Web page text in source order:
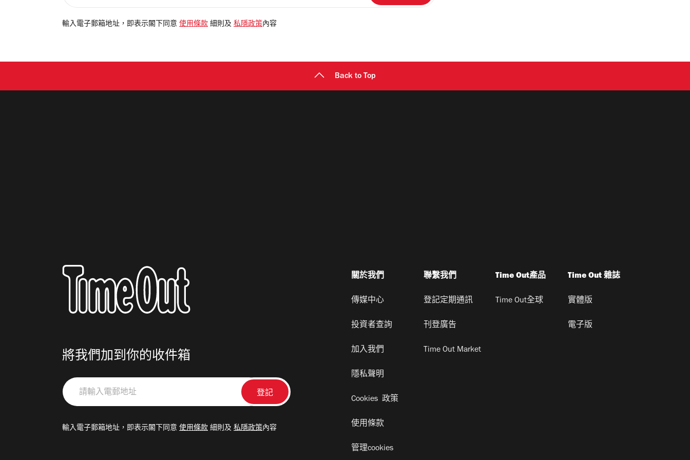
電
輸入電子郵箱地址，即表示閣下同意 使用條款 細則及 私隱政策 內容
Back to Top
將我們加到你的收件箱
請
輸
郵
輸入電子郵箱地址，即表示閣下同意 使用條款 細則及 私隱政策內容
關於我們
傳媒中心
投資者查詢
加入我們
隱私聲明
Cookies 政策
使用條款
管理cookies
聯繫我們
登記定期通訊
刊登廣告
Time Out Market
Time Out產品
Time Out全球
Time Out 雜誌
實體版
電子版